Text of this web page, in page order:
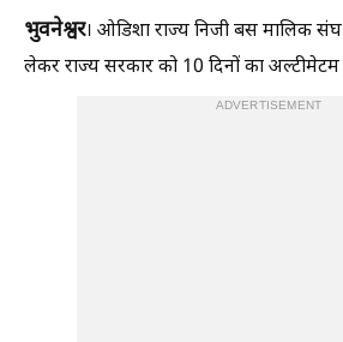
भुवनेश्वर। ओडिशा राज्य निजी बस मालिक
लेकर राज्य सरकार को 10 दिनों का अल्टीमेटम
ADVERTISEMENT